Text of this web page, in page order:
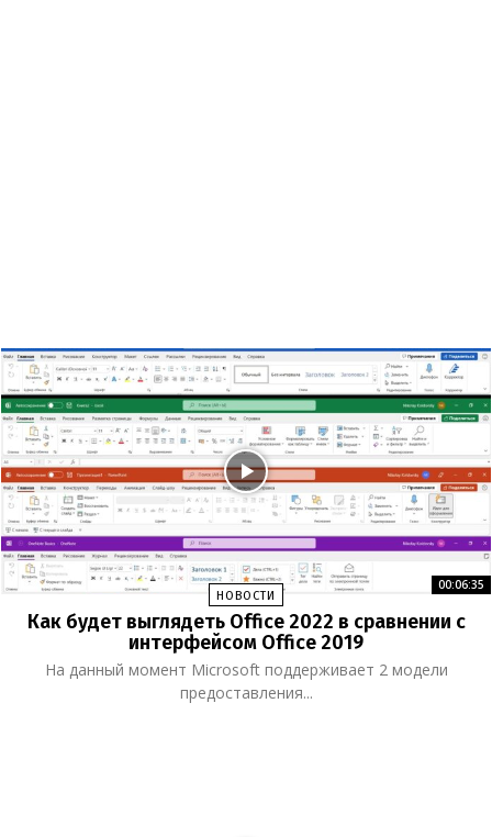
НОВОСТИ
00:06:35
Как будет выглядеть Office 2022 в сравнении с
интерфейсом Office 2019
На данный момент Microsoft поддерживает 2 модели
предоставления...